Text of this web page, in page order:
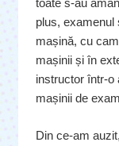
toate s-au
plus, examenul
mașină, cu
mașinii și în
instructor într-o
mașinii de
Din ce-am